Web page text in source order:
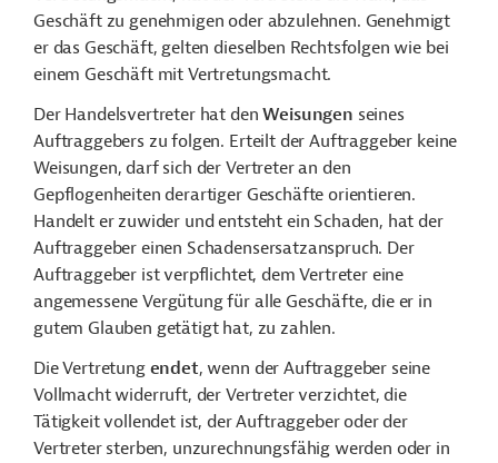
Geschäft zu genehmigen oder abzulehnen. Genehmigt
er das Geschäft, gelten dieselben Rechtsfolgen wie bei
einem Geschäft mit Vertretungsmacht.
Der Handelsvertreter hat denWeisungen seines
Auftraggebers zu folgen. Erteilt der Auftraggeber keine
Weisungen, darf sich der Vertreter an den
Gepflogenheiten derartiger Geschäfte orientieren.
Handelt er zuwider und entsteht ein Schaden, hat der
Auftraggeber einen Schadensersatzanspruch. Der
Auftraggeber ist verpflichtet, dem Vertreter eine
angemessene Vergütung für alle Geschäfte, die er in
gutem Glauben getätigt hat, zu zahlen.
Die Vertretung endet, wenn der Auftraggeber seine
Vollmacht widerruft, der Vertreter verzichtet, die
Tätigkeit vollendet ist, der Auftraggeber oder der
Vertreter sterben, unzurechnungsfähig werden oder in